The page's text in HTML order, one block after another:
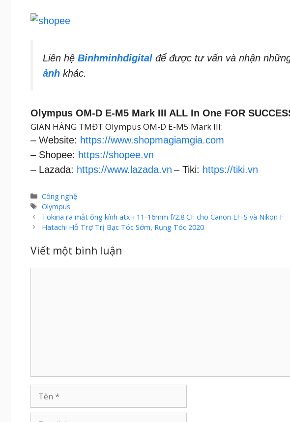
Liên hệ Binhminhdigital để được tư vấn và nhận
ảnh khác.
Olympus OM-D E-M5 Mark III ALL In One FOR
GIAN HÀNG TMĐT Olympus OM-D E-M5 Mark III:
– Website: https://www.shopmagiamgia.com
– Shopee: https://shopee.vn
– Lazada: https://www.lazada.vn – Tiki: https://tiki.vn
Danh
mục
Công nghệ
Thẻ
Olympus
Tokina ra mắt ống kính atx-i 11-16mm f/2.8 CF cho Canon EF-S và Nikon F
Hatachi Hỗ Trợ Trị Bạc Tóc Sớm, Rụng Tóc 2020
Viết một bình luận